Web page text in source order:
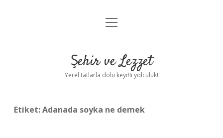
Anasayfa
Yasal Uyarı
menüyü
Şehir ve Lezzet
Yerel tatlarla dolu keyifli yolculuk!
Etiket:Adanada soyka ne demek